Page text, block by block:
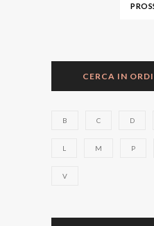
CERCA IN
B C D
L M P
V